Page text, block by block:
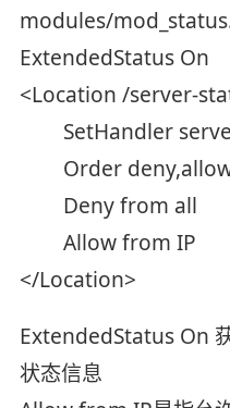
modules/
ExtendedStatus On
<Location /server-
SetHandler
Order
Deny from all
Allow from IP
</Location>
ExtendedStatus On
状态信息